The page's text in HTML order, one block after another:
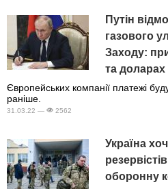
Путін
газового
Заходу:
та доларах
Європейських компанії платежі
раніше.
31.03.22 — 2562
Україна
оборонну